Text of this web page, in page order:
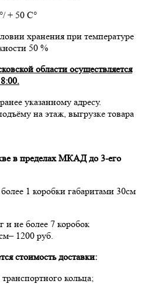
+ 50 С°
хранения при температуре
50 %
области осуществляется
указанному адресу.
на этаж, выгрузке товара
в пределах МКАД до 3-его
1 коробки габаритами 30см
и не более 7 коробок
1200 руб.
стоимость доставки:
кольца;